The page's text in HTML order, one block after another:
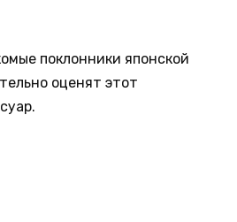
поклонники японской
оценят этот